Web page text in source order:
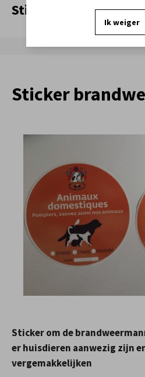
Sticker
Sticker
Sticker om de
er huisdieren aanwezig zijn
vergemakkelijken
Ik weiger